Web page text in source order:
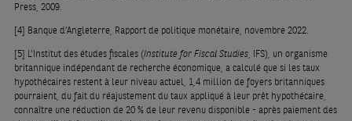
Press, 2009.
[4] Banque d’Angleterre, Rapport de politique monétaire, novembre 2022.
[5] L’Institut des études fiscales (Institute for Fiscal Studies, IFS), un organisme
britannique indépendant de recherche économique, a calculé que si les taux
hypothécaires restent à leur niveau actuel, 1,4 million de foyers britanniques
pourraient, du fait du réajustement du taux appliqué à leur prêt hypothécaire,
connaître une réduction de 20 % de leur revenu disponible - après paiement des